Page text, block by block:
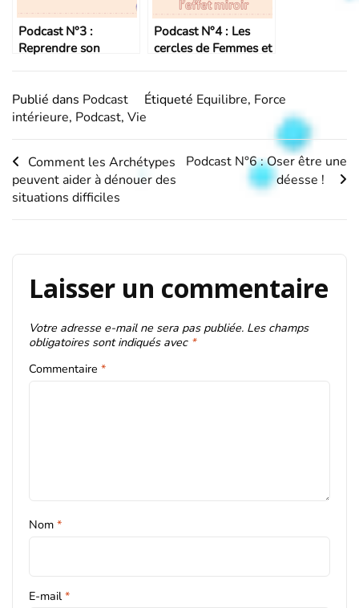
Podcast N°3 :
Reprendre son
Podcast N°4 : Les
cercles de Femmes et
Publié dans Podcast Étiqueté Equilibre, Force
intérieure, Podcast, Vie
Navigation
de
Comment les Archétypes
peuvent aider à dénouer des
situations difficiles
Podcast N°6 : Oser être une
déesse !
Laisser un commentaire
Votre adresse e-mail ne sera pas publiée. Les champs
obligatoires sont indiqués avec *
Commentaire *
Nom *
E-mail*